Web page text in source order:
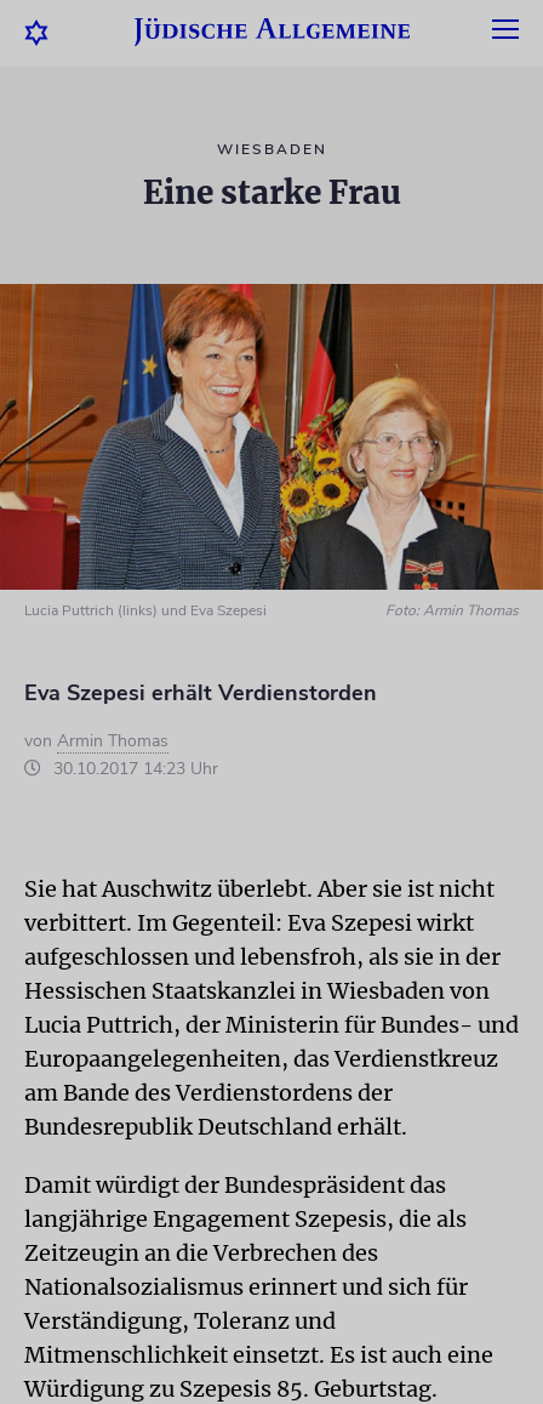
WIESBADEN
Eine starke Frau
Lucia Puttrich (links) und Eva Szepesi Foto: Armin Thomas
Eva Szepesi erhält Verdienstorden
von Armin Thomas
30.10.2017 14:23 Uhr
Sie hat Auschwitz überlebt. Aber sie ist nicht
verbittert. Im Gegenteil: Eva Szepesi wirkt
aufgeschlossen und lebensfroh, als sie in der
Hessischen Staatskanzlei in Wiesbaden von
Lucia Puttrich, der Ministerin für Bundes- und
Europaangelegenheiten, das Verdienstkreuz
am Bande des Verdienstordens der
Bundesrepublik Deutschland erhält.
Damit würdigt der Bundespräsident das
langjährige Engagement Szepesis, die als
Zeitzeugin an die Verbrechen des
Nationalsozialismus erinnert und sich für
Verständigung, Toleranz und
Mitmenschlichkeit einsetzt. Es ist auch eine
Würdigung zu Szepesis 85. Geburtstag.